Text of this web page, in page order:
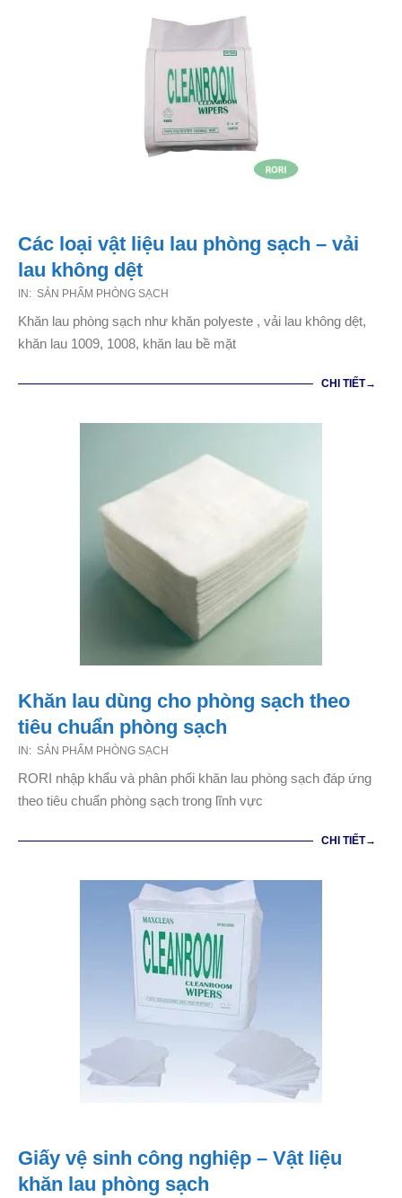
Các loại vật liệu lau phòng sạch – vải
lau không dệt
2021-
01-
02
IN: SẢN PHẨM PHÒNG SẠCH
Khăn lau phòng sạch như khăn polyeste , vải lau không dệt,
khăn lau 1009, 1008, khăn lau bề mặt
CHI TIẾT→
Khăn lau dùng cho phòng sạch theo
tiêu chuẩn phòng sạch
2021-
01-
02
IN: SẢN PHẨM PHÒNG SẠCH
RORI nhập khẩu và phân phối khăn lau phòng sạch đáp ứng
theo tiêu chuẩn phòng sạch trong lĩnh vực
CHI TIẾT→
Giấy vệ sinh công nghiệp – Vật liệu
khăn lau phòng sạch